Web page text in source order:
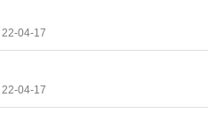
22-04-17
22-04-17